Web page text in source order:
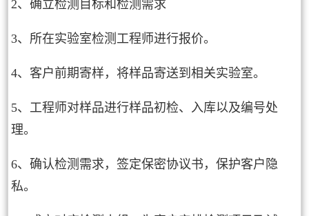
2、确立检测目标和检测需求
3、所在实验室检测工程师进行报价。
4、客户前期寄样，将样品寄送到相关实验室。
5、工程师对样品进行样品初检、入库以及编号处
理。
6、确认检测需求，签定保密协议书，保护客户隐
私。